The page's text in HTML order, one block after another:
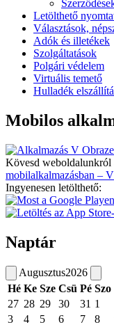
Letölthető
Választások,
Adók és illetékek
Szolgáltatások
Polgári védelem
Virtuális temető
Hulladék
Mobilos
Kövesd weboldalunkról
mobilalkalmazásban –
Ingyenesen letölthető:
Naptár
Augusztus2026
Hé Ke Sze Csü Pé Szo
27 28 29 30 31 1
3
4 5 6 7 8